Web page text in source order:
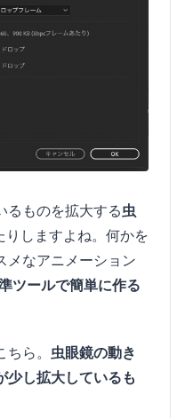
るものを拡大する虫
りしますよね。何かを
メなアニメーション
ールで簡単に作る
ら。 虫眼鏡の動き
少し拡大しているも